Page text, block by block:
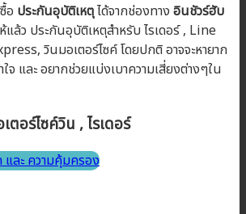
อ ประกันอุบัติเหตุได้จากช่องทาง อินชัวร์ฮับ
ห้แล้ว ประกันอุบัติเหตุสำหรับ ไรเดอร์ , Line
วินมอเตอร์ไซค์ โดยปกติ อาจจะหายาก
จ และ อยากช่วยแบ่งเบาความเสี่ยงต่างๆใน
เตอร์ไซค์วิน ,ไรเดอร์
และ ความคุ้มครอง